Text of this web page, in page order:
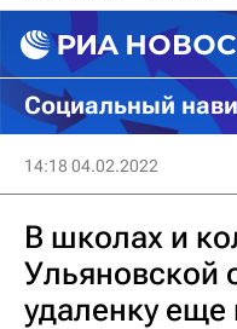
Социальный
14:18 04.02.2022
В школах и
Ульяновской
удаленку